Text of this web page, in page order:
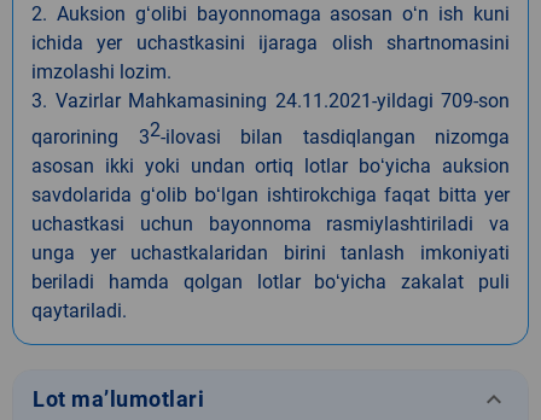
2. Auksion gʻolibi bayonnomaga asosan oʻn ish kuni
ichida yer uchastkasini ijaraga olish shartnomasini
imzolashi lozim.
3. Vazirlar Mahkamasining 24.11.2021-yildagi 709-son
qarorining 32-ilovasi bilan tasdiqlangan nizomga
asosan ikki yoki undan ortiq lotlar boʻyicha auksion
savdolarida gʻolib boʻlgan ishtirokchiga faqat bitta yer
uchastkasi uchun bayonnoma rasmiylashtiriladi va
unga yer uchastkalaridan birini tanlash imkoniyati
beriladi hamda qolgan lotlar boʻyicha zakalat puli
qaytariladi.
Lot ma’lumotlari keyboard_arrow_down